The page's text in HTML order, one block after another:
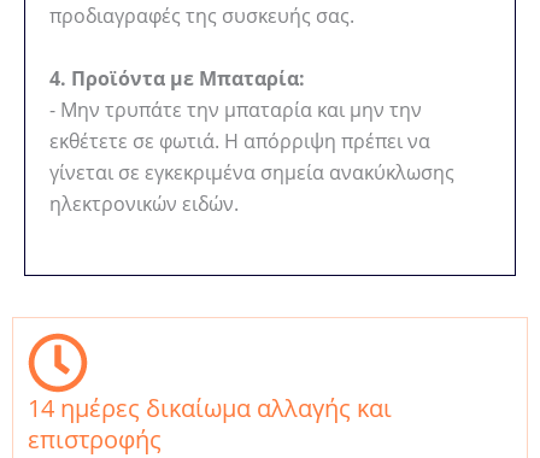
προδιαγραφές της συσκευής σας.
4. Προϊόντα με Μπαταρία:
- Μην τρυπάτε την μπαταρία και μην την
εκθέτετε σε φωτιά. Η απόρριψη πρέπει να
γίνεται σε εγκεκριμένα σημεία ανακύκλωσης
ηλεκτρονικών ειδών.
14 ημέρες δικαίωμα αλλαγής και
επιστροφής